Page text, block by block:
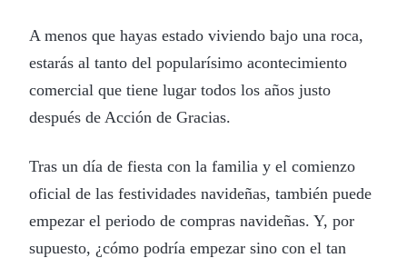
A menos que hayas estado viviendo bajo una roca,
estarás al tanto del popularísimo acontecimiento
comercial que tiene lugar todos los años justo
después de Acción de Gracias.
Tras un día de fiesta con la familia y el comienzo
oficial de las festividades navideñas, también puede
empezar el periodo de compras navideñas. Y, por
supuesto, ¿cómo podría empezar sino con el tan